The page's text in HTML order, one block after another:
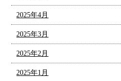
2025年4月
2025年3月
2025年2月
2025年1月